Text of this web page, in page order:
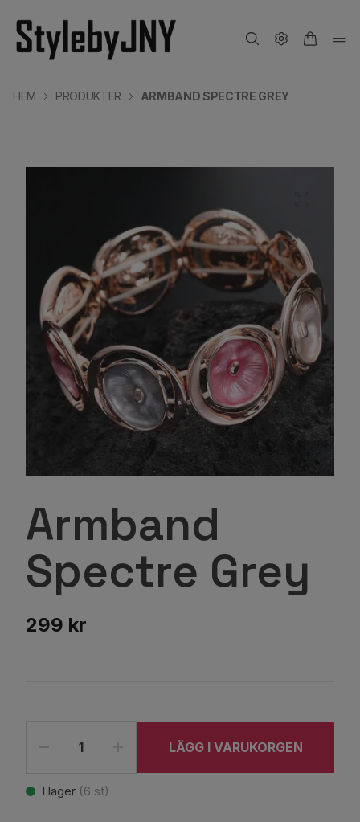
HEM PRODUKTER ARMBAND SPECTRE GREY
Armband
Spectre Grey
299 kr
LÄGG I VARUKORGEN
I lager (6 st)